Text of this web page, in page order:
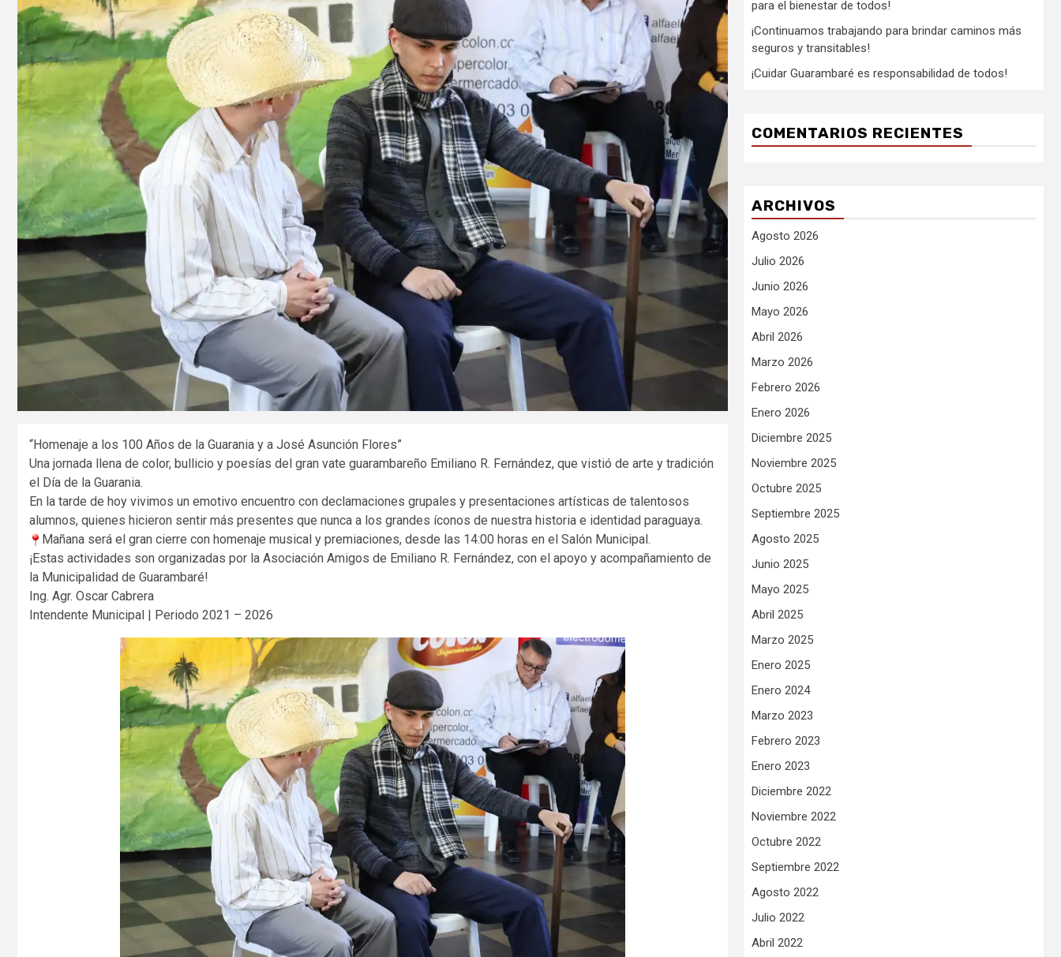
“Homenaje a los 100 Años de la Guarania y a José Asunción Flores”
Una jornada llena de color, bullicio y poesías del gran vate guarambareño Emiliano R. Fernández, que vistió de arte y tradición
el Día de la Guarania.
En la tarde de hoy vivimos un emotivo encuentro con declamaciones grupales y presentaciones artísticas de talentosos
alumnos, quienes hicieron sentir más presentes que nunca a los grandes íconos de nuestra historia e identidad paraguaya.
Mañana será el gran cierre con homenaje musical y premiaciones, desde las 14:00 horas en el Salón Municipal.
¡Estas actividades son organizadas por la Asociación Amigos de Emiliano R. Fernández, con el apoyo y acompañamiento de
la Municipalidad de Guarambaré!
Ing. Agr. Oscar Cabrera
Intendente Municipal | Periodo 2021 – 2026
para el bienestar de todos!
¡Continuamos trabajando para brindar caminos más
seguros y transitables!
¡Cuidar Guarambaré es responsabilidad de todos!
COMENTARIOS RECIENTES
ARCHIVOS
Agosto 2026
Julio 2026
Junio 2026
Mayo 2026
Abril 2026
Marzo 2026
Febrero 2026
Enero 2026
Diciembre 2025
Noviembre 2025
Octubre 2025
Septiembre 2025
Agosto 2025
Junio 2025
Mayo 2025
Abril 2025
Marzo 2025
Enero 2025
Enero 2024
Marzo 2023
Febrero 2023
Enero 2023
Diciembre 2022
Noviembre 2022
Octubre 2022
Septiembre 2022
Agosto 2022
Julio 2022
Abril 2022